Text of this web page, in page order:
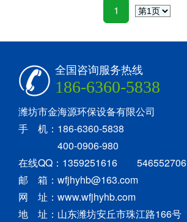
1
全国咨询服务热线
186-6360-5838
潍坊市金海源环保设备有限公司
手 机：186-6360-5838
400-0906-980
在线QQ：1359251616 546552706
邮 箱：wfjhyhb@163.com
网 址：www.wfjhyhb.com
地 址：山东潍坊安丘市珠江路166号